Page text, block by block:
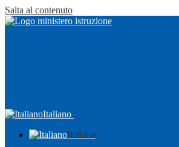
Salta al contenuto
Italiano
Italiano